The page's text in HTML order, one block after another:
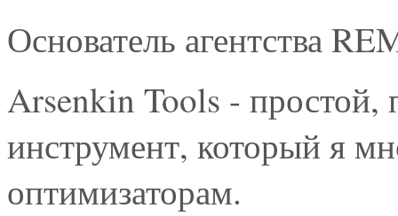
Основатель агентства
Arsenkin Tools - простой,
инструмент, который я
оптимизаторам.